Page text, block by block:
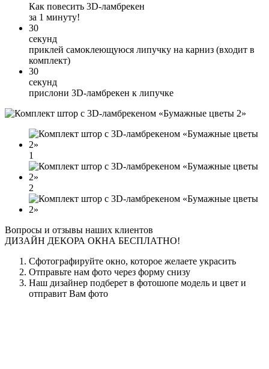
Как повесить 3D-ламбрекен
за 1 минуту!
30
секунд
приклей самоклеющуюся липучку на карниз (входит в
комплект)
30
секунд
прислони 3D-ламбрекен к липучке
1
2
Вопросы и отзывы наших клиентов
ДИЗАЙН ДЕКОРА ОКНА БЕСПЛАТНО!
Сфотографируйте окно, которое желаете украсить
Отправьте нам фото через форму снизу
Наш дизайнер подберет в фотошопе модель и цвет и
отправит Вам фото